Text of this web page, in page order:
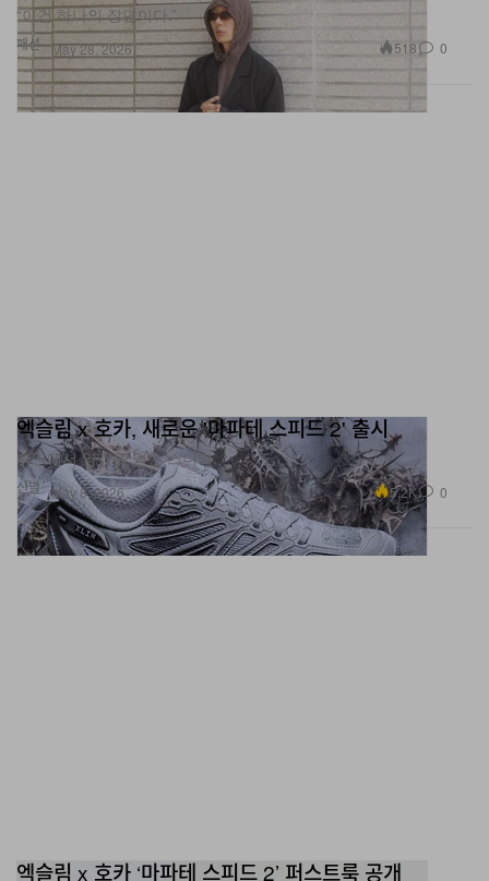
패션
“이건 하나의 장면이다.”
May 28, 2026 518 0
신발
엑슬림 x 호카, 새로운 '마파테 스피드 2' 출시
자연에서 영감을 얻은 스니커.
May 8, 2026 5.2K 0
엑슬림 x 호카 ‘마파테 스피드 2’ 퍼스트룩 공개